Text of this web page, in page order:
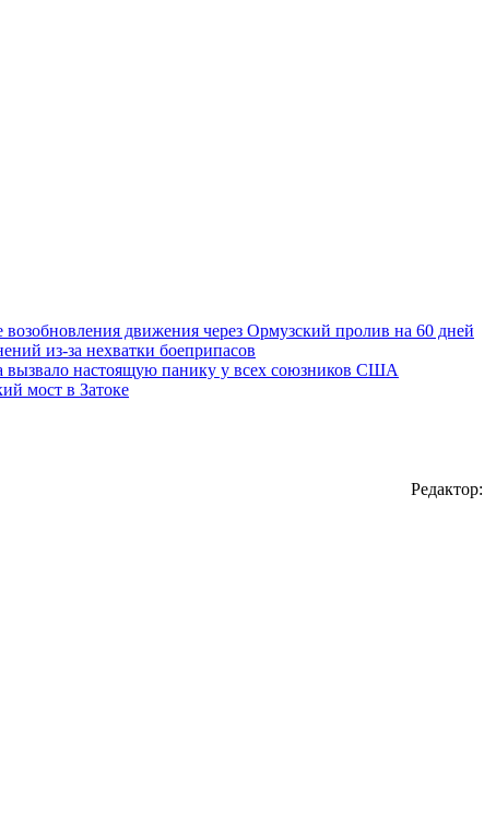
движения через Ормузский пролив на 60 дней
из-за нехватки боеприпасов
вызвало настоящую панику у всех союзников США
мост в Затоке
Редактор: